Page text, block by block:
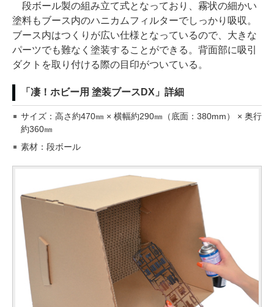
段ボール製の組み立て式となっており、霧状の細かい
塗料もブース内のハニカムフィルターでしっかり吸収。
ブース内はつくりが広い仕様となっているので、大きな
パーツでも難なく塗装することができる。背面部に吸引
ダクトを取り付ける際の目印がついている。
「凄！ホビー用 塗装ブースDX」詳細
サイズ：高さ約470㎜ × 横幅約290㎜（底面：380mm） × 奥行
約360㎜
素材：段ボール